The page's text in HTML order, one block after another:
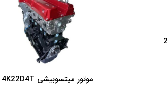
اطلاعات بیشتر
موتور میتسوبیشی 4K22D4T